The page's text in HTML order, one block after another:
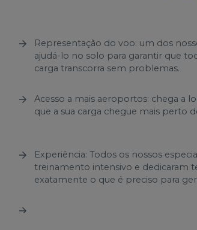
Representação do voo: um dos
ajudá-lo no solo para garantir que
carga transcorra sem problemas.
Acesso a mais aeroportos: chega a
que a sua carga chegue mais perto
Experiência: Todos os nossos
treinamento intensivo e dedicaram
exatamente o que é preciso para